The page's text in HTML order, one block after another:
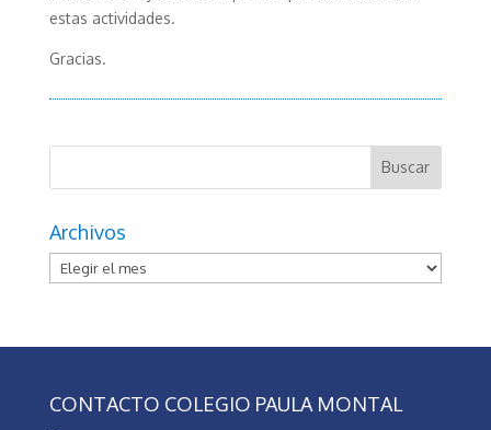
estas actividades.
Gracias.
Archivos
Archivos
CONTACTO COLEGIO PAULA MONTAL